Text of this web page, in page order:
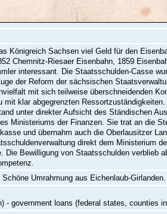
Königreich Sachsen viel Geld für den
Chemnitz-Riesaer Eisenbahn, 1859
interessant. Die Staatsschulden-Casse
der Reform der sächsischen
mit sich teilweise überschneidenden
mit klar abgegrenzten
unter direkter Aufsicht des Ständischen
Ministeriums der Finanzen. Sie trat an die
und übernahm auch die Oberlausitzer
direkt dem Ministerium
Die Bewilligung von Staatsschulden verblieb
Umrahmung aus Eichenlaub-Girlanden.
- government loans (federal states, counties